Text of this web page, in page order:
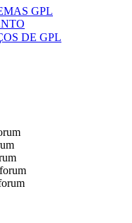
GPL
DE GPL